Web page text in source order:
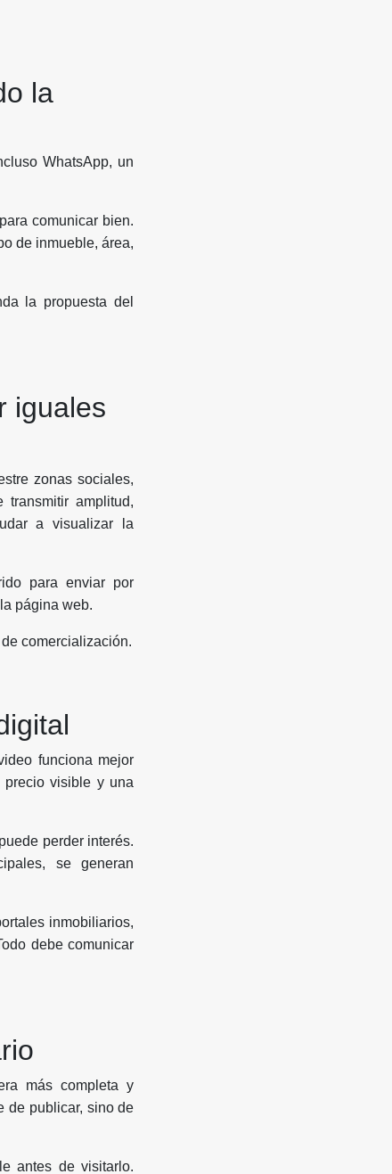
la
WhatsApp, un
comunicar bien.
de inmueble, área,
la propuesta del
iguales
zonas sociales,
amplitud,
a visualizar la
para enviar por
página web.
comercialización.
funciona mejor
precio visible y una
perder interés.
se generan
inmobiliarios,
debe comunicar
más completa y
de publicar, sino de
antes de visitarlo.